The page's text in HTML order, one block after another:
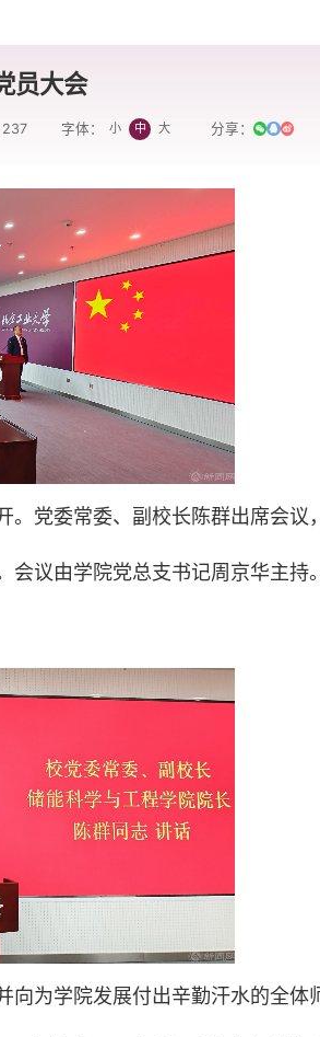
员大会
237 字体： 小 中 大 分享：
。党委常委、副校长陈群出席会议
议由学院党总支书记周京华主持。
向为学院发展付出辛勤汗水的全体